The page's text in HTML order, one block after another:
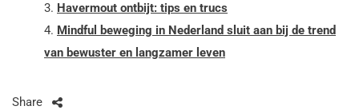
Havermout ontbijt: tips en trucs
Mindful beweging in Nederland sluit aan bij de trend
van bewuster en langzamer leven
Share